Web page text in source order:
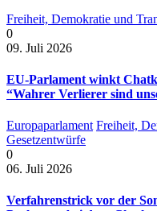
Freiheit, Demokratie und
0
09. Juli 2026
EU-Parlament winkt
“Wahrer Verlierer sind
Europaparlament Freiheit,
Gesetzentwürfe
0
06. Juli 2026
Verfahrenstrick vor der